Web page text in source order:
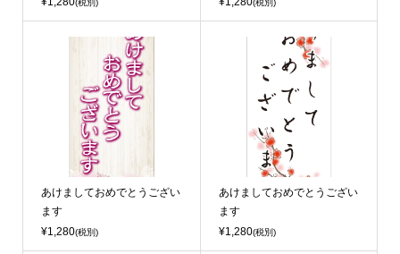
あけましておめでとうござい
ます
¥1,280(税別)
あけましておめでとうござい
ます
¥1,280(税別)